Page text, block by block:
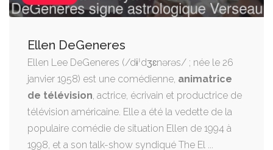
Ellen DeGeneres
Ellen Lee DeGeneres (/dɨˈdʒɛnərəs/ ; née le 26
janvier 1958) est une comédienne, animatrice
de télévision, actrice, écrivain et productrice de
télévision américaine. Elle a été la vedette de la
populaire comédie de situation Ellen de 1994 à
1998, et a son talk-show syndiqué The El ...